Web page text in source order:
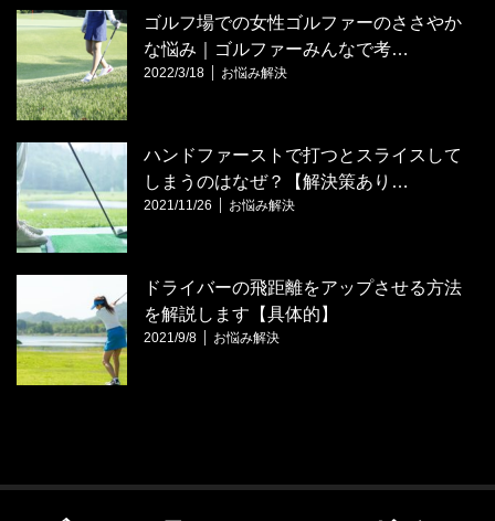
ゴルフ場での女性ゴルファーのささやか
な悩み｜ゴルファーみんなで考…
2022/3/18 お悩み解決
ハンドファーストで打つとスライスして
しまうのはなぜ？【解決策あり…
2021/11/26 お悩み解決
ドライバーの飛距離をアップさせる方法
を解説します【具体的】
2021/9/8 お悩み解決